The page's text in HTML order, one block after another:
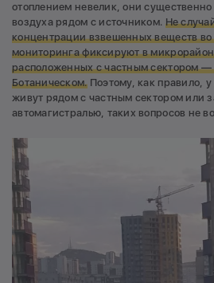
отоплением невелик, они существенно
воздуха рядом с источником. Не
концентрации взвешенных веществ
мониторинга фиксируют в
расположенных с частным сектором
Ботаническом.Поэтому, как правило,
живут рядом с частным сектором или
автомагистралью, таких вопросов не